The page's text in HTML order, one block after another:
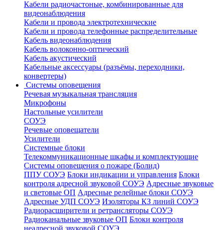
Кабели радиочастоные, комбинированные для
видеонаблюдения
Кабели и провода электротехнические
Кабели и провода телефонные распределительные
Кабель видеонаблюдения
Кабель волоконно-оптический
Кабель акустический
Кабельные аксессуары (разъёмы, переходники,
конвертеры)
Системы оповещения
Речевая музыкальная трансляция
Микрофоны
Настольные усилители
СОУЭ
Речевые оповещатели
Усилители
Системные блоки
Телекоммуникационные шкафы и комплектующие
Системы оповещения о пожаре (Болид)
ППУ СОУЭ Блоки индикации и управления Блоки
контроля адресной звуковой СОУЭ Адресные звуковые
и световые ОП Адресные релейные блоки СОУЭ
Адресные УДП СОУЭ Изоляторы КЗ линий СОУЭ
Радиорасширители и ретрансляторы СОУЭ
Радиоканальные звуковые ОП Блоки контроля
неадресной звуковой СОУЭ